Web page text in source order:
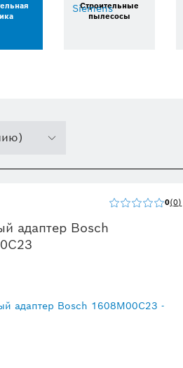
Строительные
пылесосы
0 0
адаптер Bosch